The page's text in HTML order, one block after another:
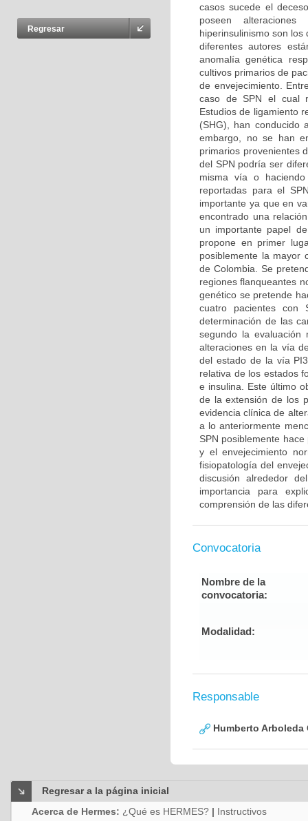
Regresar
casos sucede el
poseen alteraciones
hiperinsulinismo son
diferentes autores
anomalía genética
cultivos primarios de
de envejecimiento.
caso de SPN el cual
Estudios de ligamiento
(SHG), han conducido
embargo, no se han
primarios provenientes
del SPN podría ser
misma vía o
reportadas para el
importante ya que en
encontrado una
un importante papel
propone en primer
posiblemente la mayor
de Colombia. Se
regiones flanqueantes
genético se pretende
cuatro pacientes con
determinación de las
segundo la evaluación
alteraciones en la vía
del estado de la vía
relativa de los estados
e insulina. Este último
de la extensión de los
evidencia clínica de
a lo anteriormente
SPN posiblemente
y el envejecimiento
fisiopatología del
discusión alrededor
importancia para
comprensión de las
Convocatoria
Nombre de la
convocatoria:
Modalidad:
Responsable
Humberto Arboleda
Regresar a la página inicial
Acerca de Hermes: ¿Qué es HERMES? | Instructivos